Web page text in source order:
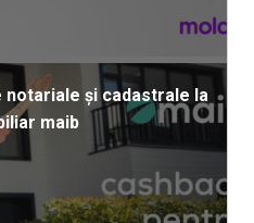
și cadastrale la
maib